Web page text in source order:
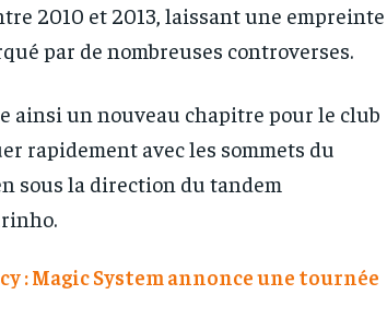
2010 et 2013, laissant une empreinte
par de nombreuses controverses.
ainsi un nouveau chapitre pour le club
rapidement avec les sommets du
sous la direction du tandem
: Magic System annonce une tournée